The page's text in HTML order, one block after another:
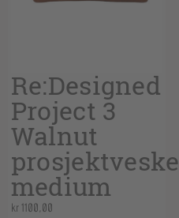
Re:Designed
Project 3
Walnut
prosjektveske
medium
kr1100,00